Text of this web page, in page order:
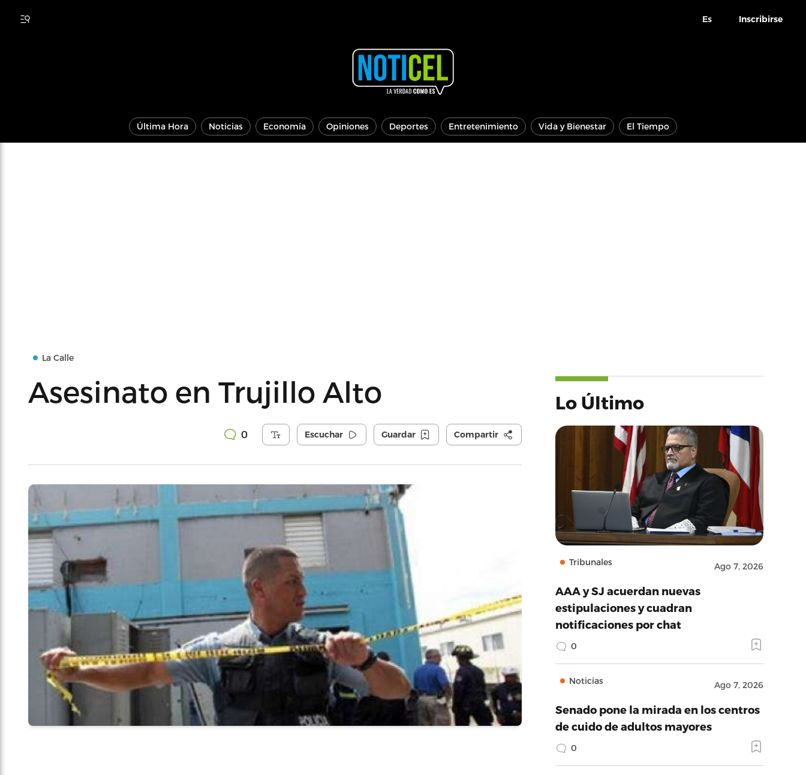
Es Inscribirse
Última Hora Noticias Economía Opiniones Deportes Entretenimiento Vida y Bienestar El Tiempo
La Calle
Asesinato en Trujillo Alto
0 Escuchar Guardar Compartir
Lo Último
Tribunales Ago 7, 2026
AAA y SJ acuerdan nuevas
estipulaciones y cuadran
notificaciones por chat
0
Noticias Ago 7, 2026
Senado pone la mirada en los centros
de cuido de adultos mayores
0